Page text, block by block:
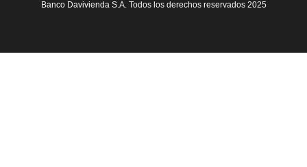
Banco Davivienda S.A. Todos los derechos reservados 2025